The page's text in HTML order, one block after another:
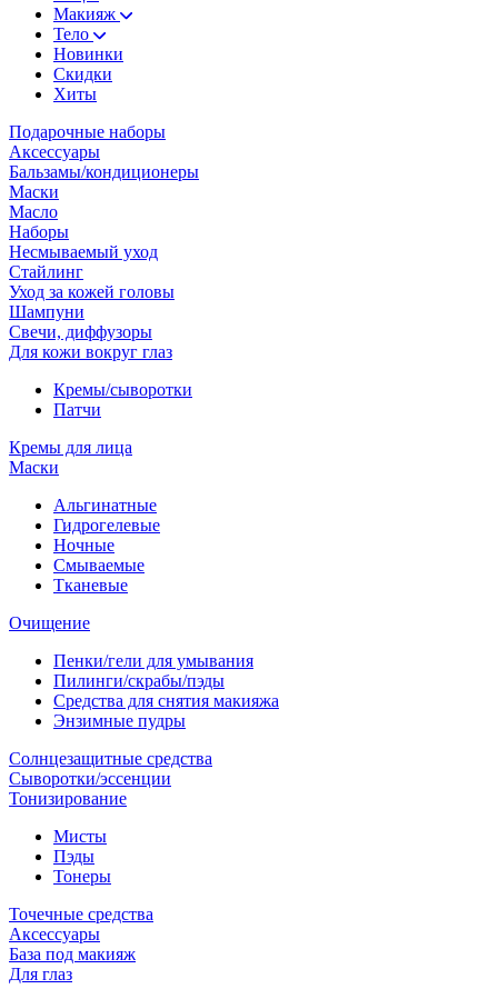
Макияж
Тело
Новинки
Скидки
Хиты
Подарочные наборы
Аксессуары
Бальзамы/кондиционеры
Маски
Масло
Наборы
Несмываемый уход
Стайлинг
Уход за кожей головы
Шампуни
Свечи, диффузоры
Для кожи вокруг глаз
Кремы/сыворотки
Патчи
Кремы для лица
Маски
Альгинатные
Гидрогелевые
Ночные
Смываемые
Тканевые
Очищение
Пенки/гели для умывания
Пилинги/скрабы/пэды
Средства для снятия макияжа
Энзимные пудры
Солнцезащитные средства
Сыворотки/эссенции
Тонизирование
Мисты
Пэды
Тонеры
Точечные средства
Аксессуары
База под макияж
Для глаз